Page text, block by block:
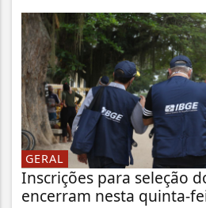
GERAL
Inscrições para seleção
encerram nesta quinta-